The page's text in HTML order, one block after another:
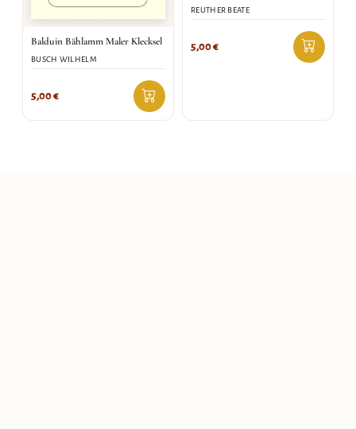
Balduin Bählamm Maler Klecksel
BUSCH WILHELM
5,00€
REUTHER BEATE
5,00€